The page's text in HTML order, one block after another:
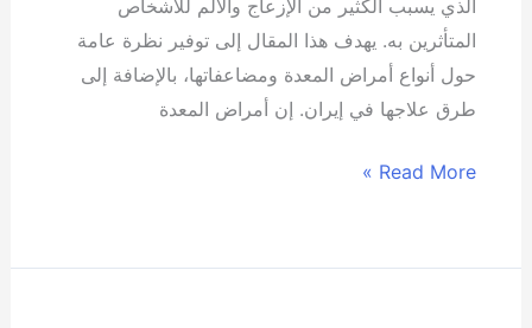
الذي يسبب الكثير من الإزعاج والألم للأشخاص
المتأثرين به. يهدف هذا المقال إلى توفير نظرة عامة
حول أنواع أمراض المعدة ومضاعفاتها، بالإضافة إلى
طرق علاجها في إيران. إن أمراض المعدة
Read More »